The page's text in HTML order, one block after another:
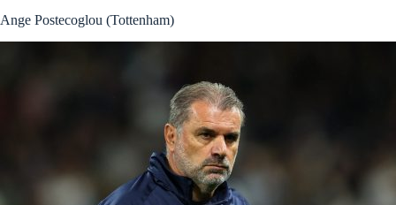
Ange Postecoglou (Tottenham)